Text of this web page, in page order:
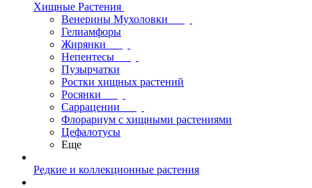
Хищные Растения
Венерины Мухоловки
Гелиамфоры
Жирянки
Непентесы
Пузырчатки
Ростки хищных растений
Росянки
Саррацении
Флорариум с хищными растениями
Цефалотусы
Еще
Редкие и коллекционные растения